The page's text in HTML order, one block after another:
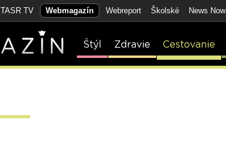
TASR TV Webmagazín Webreport Školské News Now
Štýl Zdravie Cestovanie